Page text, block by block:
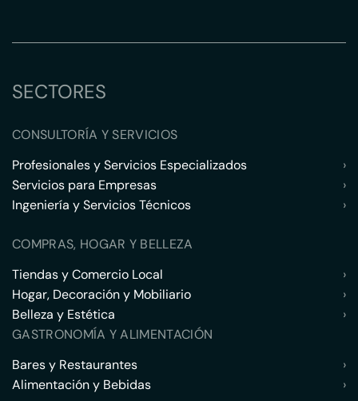
SECTORES
CONSULTORÍA Y SERVICIOS
Profesionales y Servicios Especializados
›
Servicios para Empresas
›
Ingeniería y Servicios Técnicos
›
COMPRAS, HOGAR Y BELLEZA
Tiendas y Comercio Local
›
Hogar, Decoración y Mobiliario
›
Belleza y Estética
›
GASTRONOMÍA Y ALIMENTACIÓN
Bares y Restaurantes
›
Alimentación y Bebidas
›